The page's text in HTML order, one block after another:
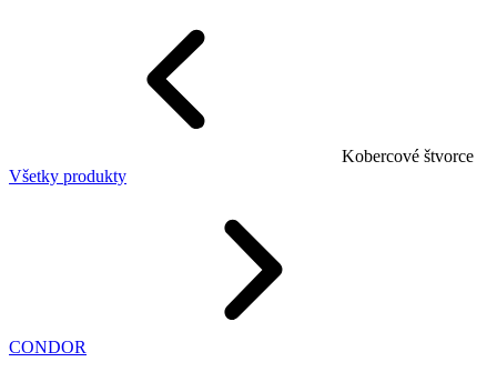
Kobercové štvorce
Všetky produkty
CONDOR